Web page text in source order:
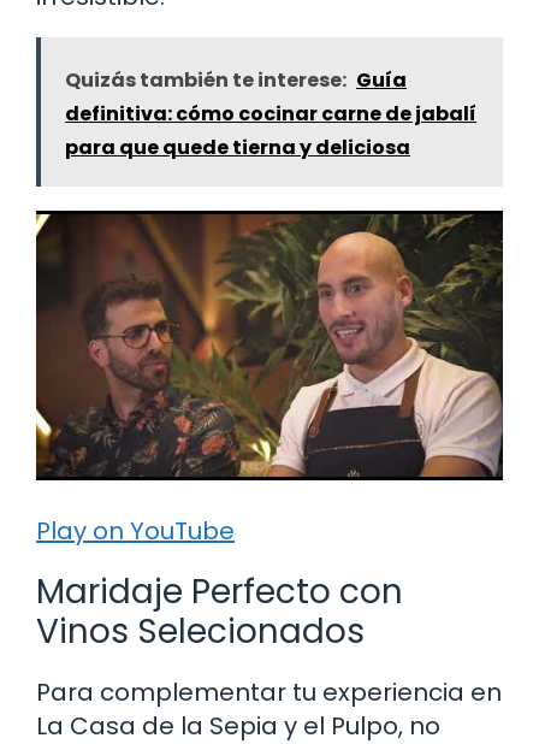
Quizás también te interese: Guía
definitiva: cómo cocinar carne de jabalí
para que quede tierna y deliciosa
Play on YouTube
Maridaje Perfecto con
Vinos Selecionados
Para complementar tu experiencia en
La Casa de la Sepia y el Pulpo, no